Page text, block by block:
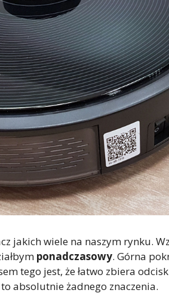
jakich wiele na naszym rynku.
ponadczasowy. Górna
tego jest, że łatwo zbiera
absolutnie żadnego znaczenia.